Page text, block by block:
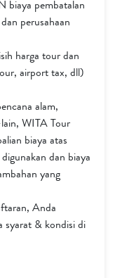
pembatalan
perusahaan
harga tour dan
airport tax, dll)
alam,
WITA Tour
biaya atas
dan biaya
yang
Anda
syarat & kondisi di